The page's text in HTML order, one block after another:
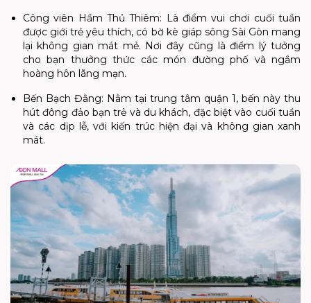
Công viên Hầm Thủ Thiêm: Là điểm vui chơi cuối tuần
được giới trẻ yêu thích, có bờ kè giáp sông Sài Gòn mang
lại không gian mát mẻ. Nơi đây cũng là điểm lý tưởng
cho bạn thưởng thức các món đường phố và ngắm
hoàng hôn lãng mạn.
Bến Bạch Đằng: Nằm tại trung tâm quận 1, bến này thu
hút đông đảo bạn trẻ và du khách, đặc biệt vào cuối tuần
và các dịp lễ, với kiến trúc hiện đại và không gian xanh
mát.